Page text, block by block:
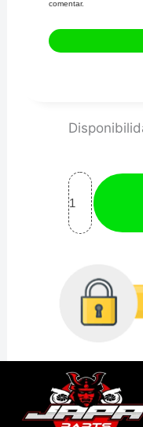
comentar.
Power1
15w50
quantidade